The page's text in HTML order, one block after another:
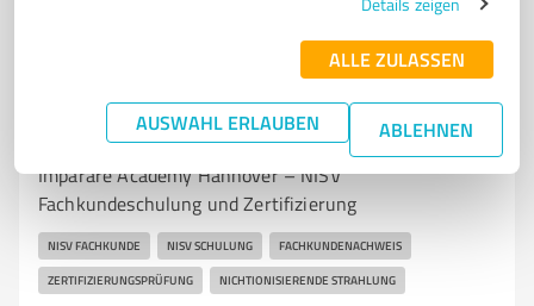
ALLE ZULASSEN
AUSWAHL ERLAUBEN ABLEHNEN
Bildung, Ausbildung & Weiterbildung
Imparare Academy Hannover | NISV
Fachkunde Schulung
Imparare Academy Hannover – NISV
Fachkundeschulung und Zertifizierung
NISV FACHKUNDE NISV SCHULUNG FACHKUNDENACHWEIS
ZERTIFIZIERUNGSPRÜFUNG NICHTIONISIERENDE STRAHLUNG